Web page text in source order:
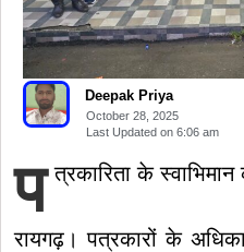
Deepak Priya
October 28, 2025
Last Updated on 6:06 am
प त्रकारिता के
रायगढ़। पत्रकारों के